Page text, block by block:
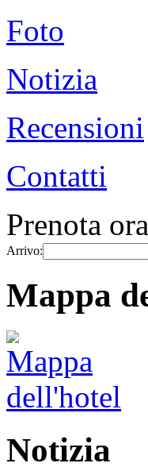
Foto
Notizia
Recensioni
Contatti
Prenota ora
Arrivo:
Mappa
Notizia